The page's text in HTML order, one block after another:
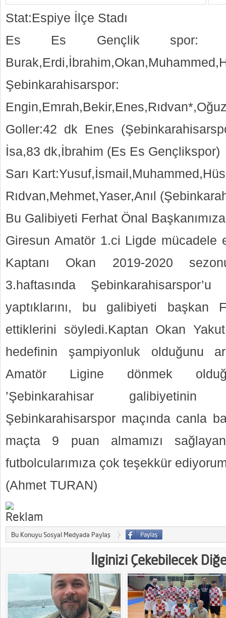
Stat:Espiye İlçe Stadı
Es Es Gençlik spor:
Şebinkarahisarspor:
Goller:42 dk Enes
İsa,83 dk,İbrahim (Es Es Gençlikspor)
Sarı
Rıdvan,Mehmet,Yaser,Anıl
Bu Galibiyeti Ferhat Önal
Giresun Amatör 1.ci Ligde mücadele
Kaptanı Okan 2019-2020
3.haftasında
yaptıklarını, bu galibiyeti başkan
ettiklerini söyledi.Kaptan Okan
hedefinin şampiyonluk olduğunu
Amatör Ligine dönmek
’Şebinkarahisar
Şebinkarahisarspor maçında canla
maçta 9 puan almamızı
futbolcularımıza çok teşekkür
(Ahmet TURAN)
Bu Konuyu Sosyal Medyada Paylaş
İlginizi Çekebilecek